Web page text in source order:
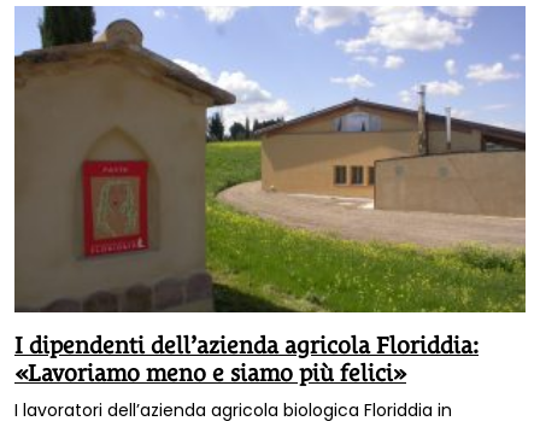
I dipendenti dell’azienda agricola Floriddia:
«Lavoriamo meno e siamo più felici»
I lavoratori dell’azienda agricola biologica Floriddia in